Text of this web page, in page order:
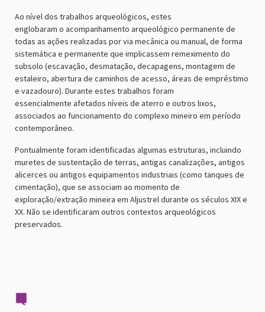
Ao nível dos trabalhos arqueológicos, estes
englobaram o acompanhamento arqueológico permanente de
todas as ações realizadas por via mecânica ou manual, de forma
sistemática e permanente que implicassem remeximento do
subsolo (escavação, desmatação, decapagens, montagem de
estaleiro, abertura de caminhos de acesso, áreas de empréstimo
e vazadouro). Durante estes trabalhos foram
essencialmente afetados níveis de aterro e outros lixos,
associados ao funcionamento do complexo mineiro em período
contemporâneo.
Pontualmente foram identificadas algumas estruturas, incluindo
muretes de sustentação de terras, antigas canalizações, antigos
alicerces ou antigos equipamentos industriais (como tanques de
cimentação), que se associam ao momento de
exploração/extração mineira em Aljustrel durante os séculos XIX e
XX. Não se identificaram outros contextos arqueológicos
preservados.